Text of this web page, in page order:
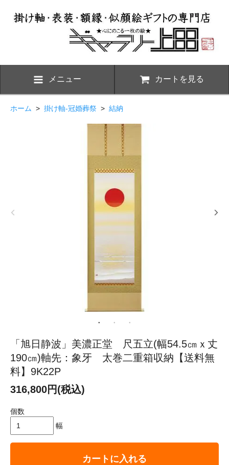
メニュー カートを見る
ホーム > 掛け軸-冠婚葬祭 > 結納
「旭日静波」美濃正堂 尺五立(幅54.5㎝ｘ丈
190㎝)軸先：象牙 太巻二重箱収納【送料無
料】9K22P
316,800円(税込)
個数
幅
カートに入れる